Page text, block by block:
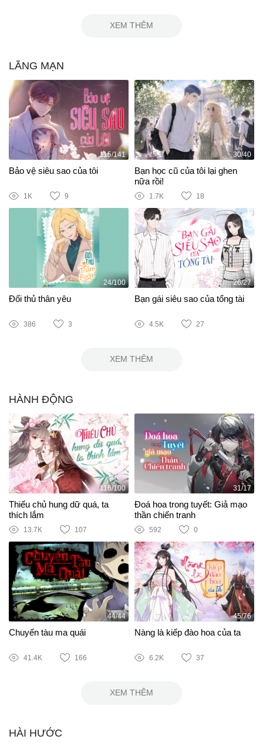
XEM THÊM
LÃNG MẠN
115/141
Bảo vệ siêu sao của tôi
1K 9
30/40
Bạn học cũ của tôi lại ghen
nữa rồi!
1.7K 18
24/100
Đối thủ thân yêu
386 3
26/27
Bạn gái siêu sao của tổng tài
4.5K 27
XEM THÊM
HÀNH ĐỘNG
116/100
Thiếu chủ hung dữ quá, ta
thích lắm
13.7K 107
31/17
Đoá hoa trong tuyết: Giả mạo
thần chiến tranh
592 0
44/44
Chuyến tàu ma quái
41.4K 166
45/76
Nàng là kiếp đào hoa của ta
6.2K 37
XEM THÊM
HÀI HƯỚC